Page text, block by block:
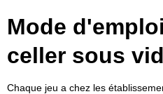
Mode
celler sous
Chaque jeu a chez les